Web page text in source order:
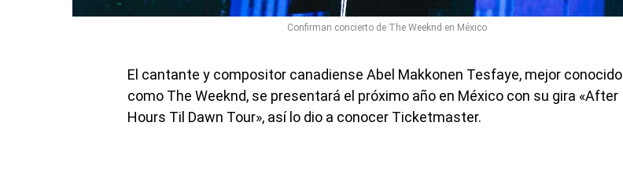
Confirman concierto de The Weeknd en México
El cantante y compositor canadiense Abel Makkonen Tesfaye, mejor conocido
como The Weeknd, se presentará el próximo año en México con su gira «After
Hours Til Dawn Tour», así lo dio a conocer Ticketmaster.